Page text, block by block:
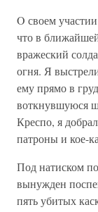
O своем
что в
вражеский
огня. Я
ему прямо в
воткнувшуюся
Креспо, я
патроны и кое-
Под натиском
вынужден
пять убитых